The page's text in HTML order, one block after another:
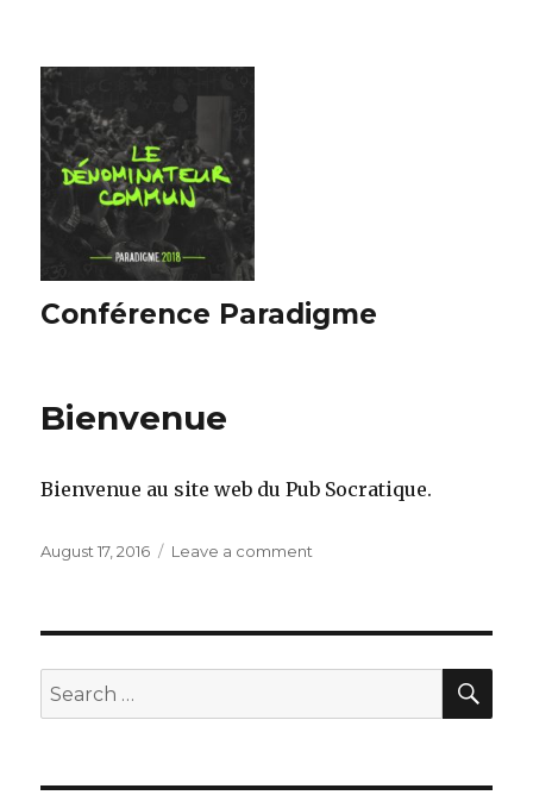
Conférence Paradigme
Bienvenue
Bienvenue au site web du Pub Socratique.
Posted
August 17, 2016 Leave a comment
Search
for: